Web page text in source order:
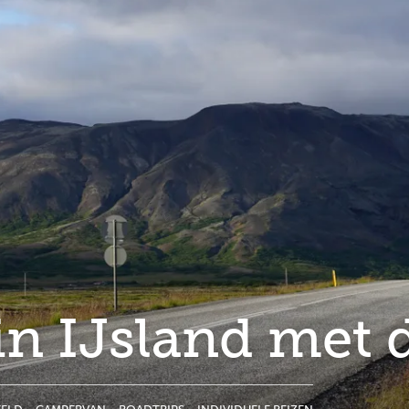
IJsland met